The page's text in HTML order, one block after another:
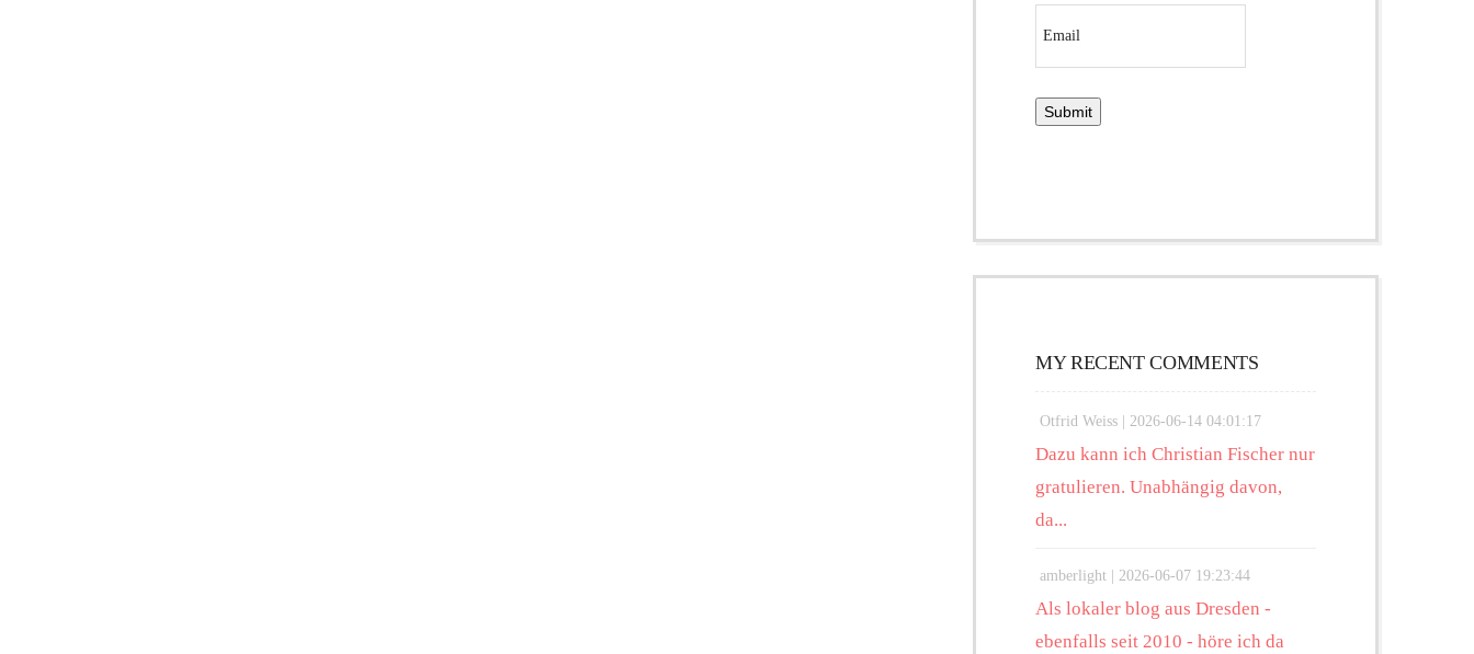
MY RECENT COMMENTS
Otfrid Weiss | 2026-06-14 04:01:17
Dazu kann ich Christian Fischer nur
gratulieren. Unabhängig davon,
da...
amberlight | 2026-06-07 19:23:44
Als lokaler blog aus Dresden -
ebenfalls seit 2010 - höre ich da